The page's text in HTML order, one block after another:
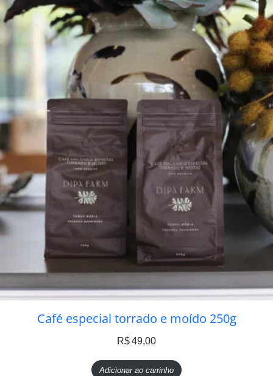
Café especial torrado e moído 250g
R$49,00
Adicionar ao carrinho